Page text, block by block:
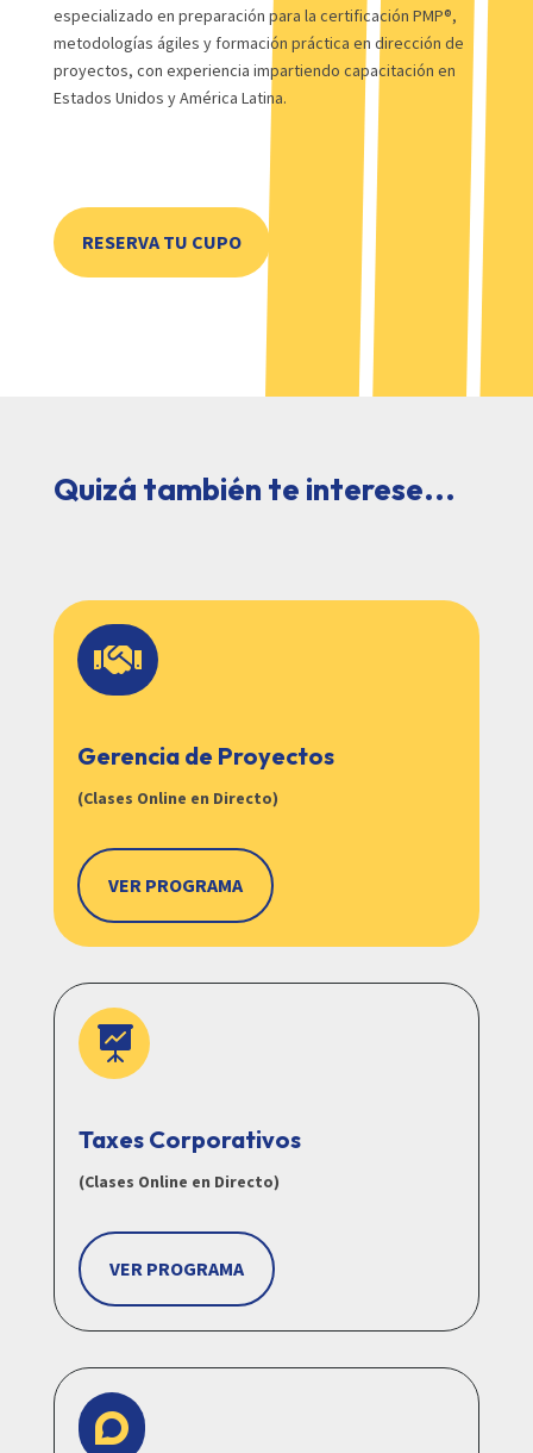
especializado en preparación para la certificación PMP®,
metodologías ágiles y formación práctica en dirección de
proyectos, con experiencia impartiendo capacitación en
Estados Unidos y América Latina.
RESERVA TU CUPO
Quizá también te interese...

Gerencia de Proyectos
(Clases Online en Directo)
VER PROGRAMA

Taxes Corporativos
(Clases Online en Directo)
VER PROGRAMA
